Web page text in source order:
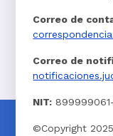
Correo de
Correo de
NIT:
©Copyright